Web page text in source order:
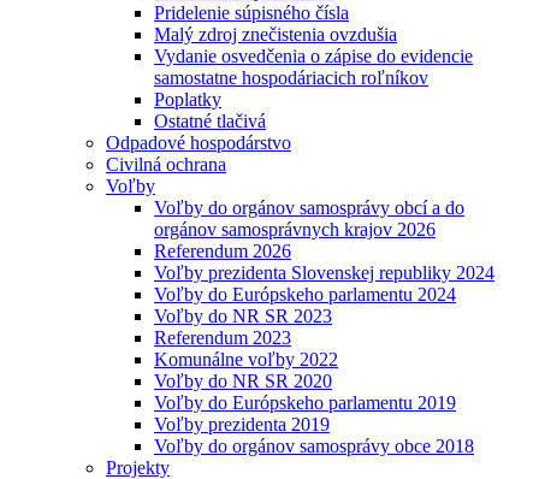
Pridelenie súpisného čísla
Malý zdroj znečistenia ovzdušia
Vydanie osvedčenia o zápise do evidencie
samostatne hospodáriacich roľníkov
Poplatky
Ostatné tlačivá
Odpadové hospodárstvo
Civilná ochrana
Voľby
Voľby do orgánov samosprávy obcí a do
orgánov samosprávnych krajov 2026
Referendum 2026
Voľby prezidenta Slovenskej republiky 2024
Voľby do Európskeho parlamentu 2024
Voľby do NR SR 2023
Referendum 2023
Komunálne voľby 2022
Voľby do NR SR 2020
Voľby do Európskeho parlamentu 2019
Voľby prezidenta 2019
Voľby do orgánov samosprávy obce 2018
Projekty